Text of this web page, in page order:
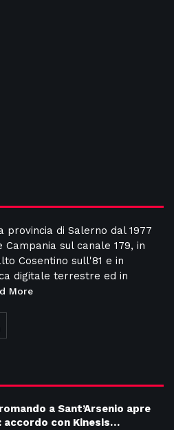
di Salerno dal 1977
sul canale 179, in
Cosentino sull'81 e in
digitale terrestre ed in
More
a Sant’Arsenio apre
accordo con Kinesis…